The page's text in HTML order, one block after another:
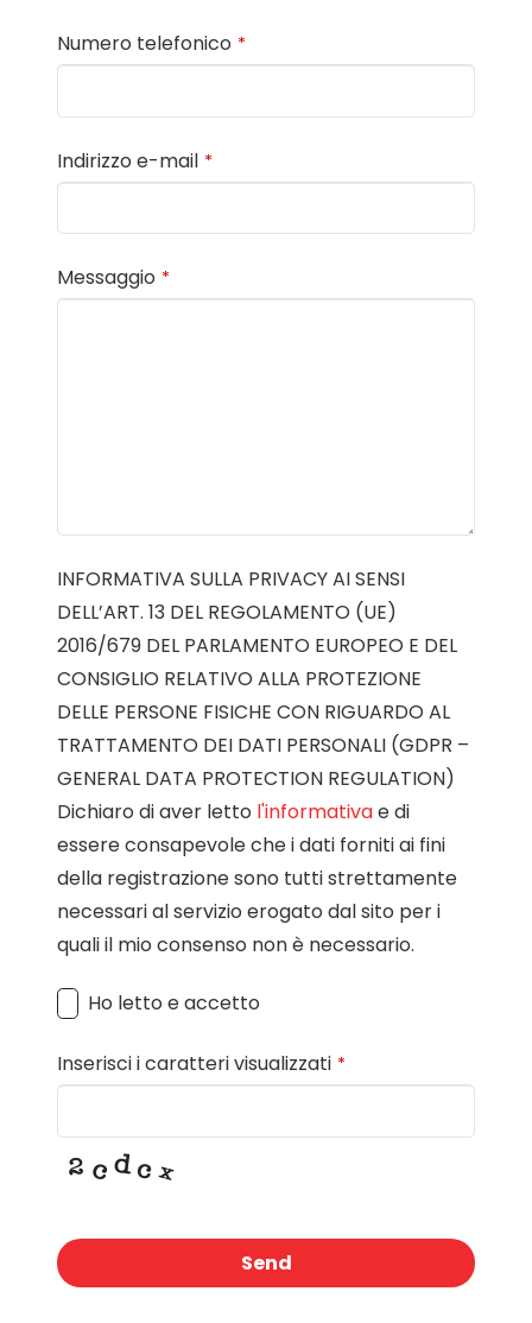
Numero telefonico *
Indirizzo e-mail *
Messaggio *
INFORMATIVA SULLA PRIVACY AI SENSI
DELL’ART. 13 DEL REGOLAMENTO (UE)
2016/679 DEL PARLAMENTO EUROPEO E DEL
CONSIGLIO RELATIVO ALLA PROTEZIONE
DELLE PERSONE FISICHE CON RIGUARDO AL
TRATTAMENTO DEI DATI PERSONALI (GDPR –
GENERAL DATA PROTECTION REGULATION)
Dichiaro di aver letto l'informativae di
essere consapevole che i dati forniti ai fini
della registrazione sono tutti strettamente
necessari al servizio erogato dal sito per i
quali il mio consenso non è necessario.
Ho letto e accetto
Inserisci i caratteri visualizzati *
Send